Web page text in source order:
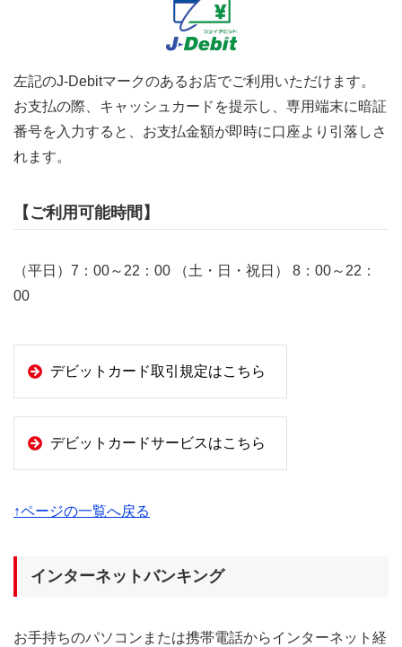
左記のJ-Debitマークのあるお店でご利用いただけます。
お支払の際、キャッシュカードを提示し、専用端末に暗証
番号を入力すると、お支払金額が即時に口座より引落しさ
れます。
【ご利用可能時間】
（平日）7：00～22：00 （土・日・祝日） 8：00～22：
00
デビットカード取引規定はこちら
デビットカードサービスはこちら
↑ページの一覧へ戻る
インターネットバンキング
お手持ちのパソコンまたは携帯電話からインターネット経